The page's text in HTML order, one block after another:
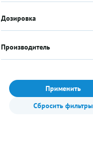
Дозировка
Производитель
Применить
Сбросить фильтры